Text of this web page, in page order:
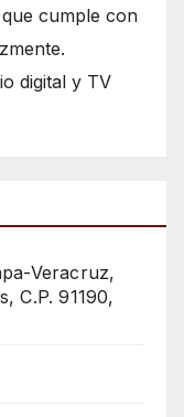
cumple con
digital y TV
Veracruz,
C.P. 91190,